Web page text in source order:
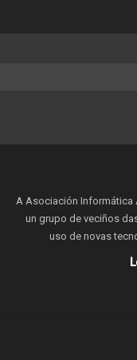
A Asociación Informática
un grupo de veciños
uso de novas